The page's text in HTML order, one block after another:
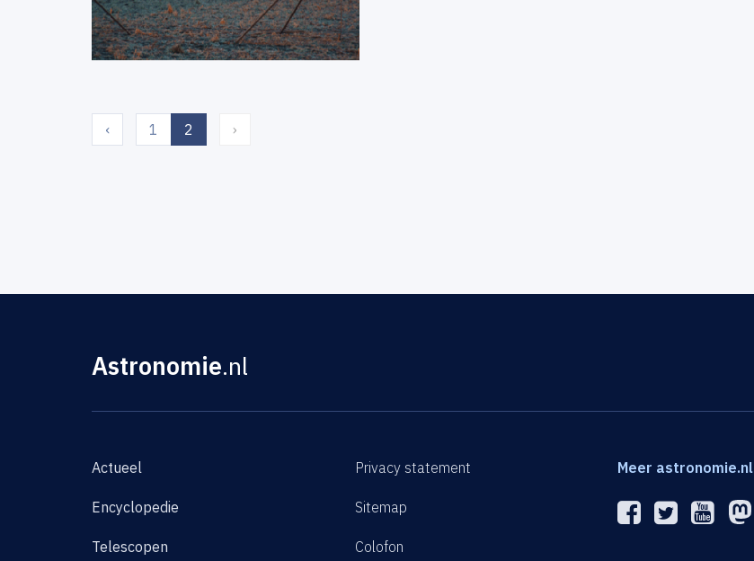
‹ 1 2 (current)
›
Astronomie.nl
Actueel
Encyclopedie
Telescopen
Privacy statement
Sitemap
Colofon
Meer astronomie.nl